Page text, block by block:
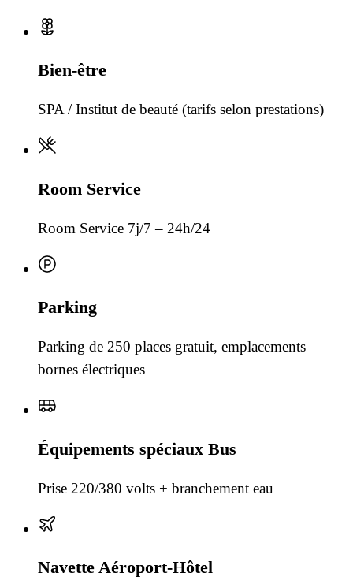
Bien-être
SPA / Institut de beauté (tarifs selon prestations)
Room Service
Room Service 7j/7 – 24h/24
Parking
Parking de 250 places gratuit, emplacements
bornes électriques
Équipements spéciaux Bus
Prise 220/380 volts + branchement eau
Navette Aéroport-Hôtel